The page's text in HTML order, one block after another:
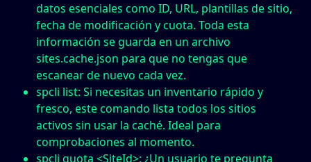
datos esenciales como ID, URL, plantillas de sitio,
fecha de modificación y cuota. Toda esta
información se guarda en un archivo
sites.cache.json para que no tengas que
escanear de nuevo cada vez.
spcli list: Si necesitas un inventario rápido y
fresco, este comando lista todos los sitios
activos sin usar la caché. Ideal para
comprobaciones al momento.
spcli quota <SiteId>: ¿Un usuario te pregunta